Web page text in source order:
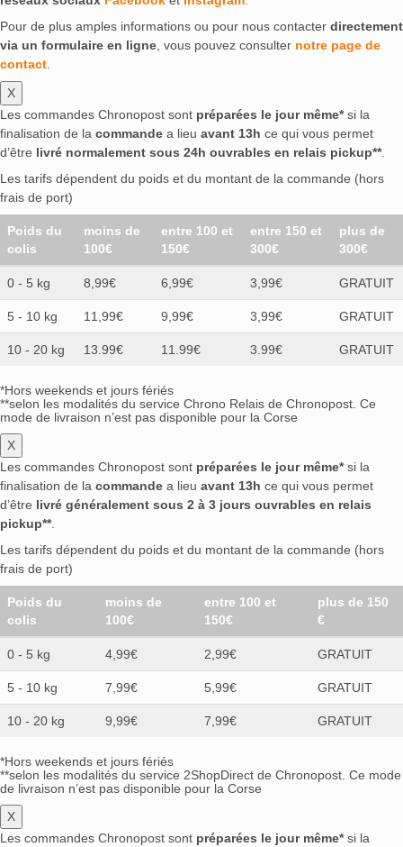
Pour de plus amples informations ou pour nous contacter directement
via un formulaire en ligne, vous pouvez consulter notre page de
contact.
X
Les commandes Chronopost sont préparées le jour même*si la
finalisation de la commande a lieu avant 13h ce qui vous permet
d’être livré normalement sous 24h ouvrables en relais pickup**.
Les tarifs dépendent du poids et du montant de la commande (hors
frais de port)
Poids du
colis
moins de
100€
entre 100 et
150€
entre 150 et
300€
plus de
300€
0 - 5 kg 8,99€ 6,99€ 3,99€ GRATUIT
5 - 10 kg 11,99€ 9,99€ 3,99€ GRATUIT
10 - 20 kg 13.99€ 11.99€ 3.99€ GRATUIT
*Hors weekends et jours fériés
**selon les modalités du service Chrono Relais de Chronopost. Ce
mode de livraison n’est pas disponible pour la Corse
X
Les commandes Chronopost sont préparées le jour même*si la
finalisation de la commande a lieu avant 13h ce qui vous permet
d’être livré généralement sous 2 à 3 jours ouvrables en relais
pickup**.
Les tarifs dépendent du poids et du montant de la commande (hors
frais de port)
Poids du
colis
moins de
100€
entre 100 et
150€
plus de 150
€
0 - 5 kg 4,99€ 2,99€ GRATUIT
5 - 10 kg 7,99€ 5,99€ GRATUIT
10 - 20 kg 9,99€ 7,99€ GRATUIT
*Hors weekends et jours fériés
**selon les modalités du service 2ShopDirect de Chronopost. Ce mode
de livraison n’est pas disponible pour la Corse
X
Les commandes Chronopost sont préparées le jour même*si la